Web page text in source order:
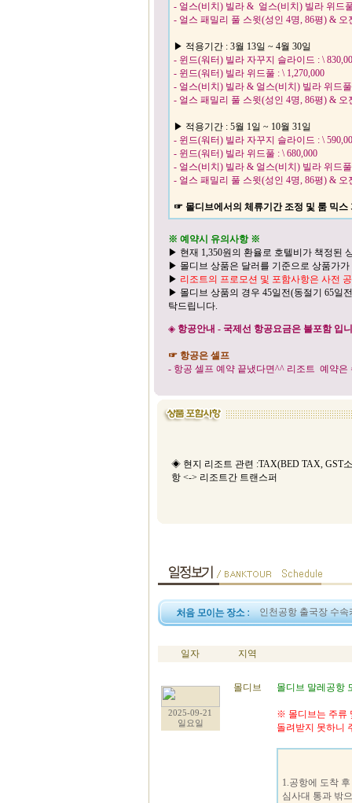
- 얼스(비치) 빌라 & 얼스(비치) 빌라 위드
- 얼스 패밀리 풀 스윗(성인 4명, 86평) &
▶ 적용기간 : 3월 13일 ~ 4월 30일
- 윈드(워터) 빌라 자꾸지 슬라이드 : \
- 윈드(워터) 빌라 위드풀 : \ 1,270,000
- 얼스(비치) 빌라 & 얼스(비치) 빌라 위드
- 얼스 패밀리 풀 스윗(성인 4명, 86평) &
▶ 적용기간 : 5월 1일 ~ 10월 31일
- 윈드(워터) 빌라 자꾸지 슬라이드 : \
- 윈드(워터) 빌라 위드풀 : \ 680,000
- 얼스(비치) 빌라 & 얼스(비치) 빌라 위드
- 얼스 패밀리 풀 스윗(성인 4명, 86평) &
☞ 몰디브에서의 체류기간 조정 및 룸 믹스
※ 예약시 유의사항 ※
▶ 현재 1,350원의 환율로 호텔비가 책정된
▶ 몰디브 상품은 달러를 기준으로 상품가
▶ 리조트의 프로모션 및 포함사항은 사전
▶ 몰디브 상품의 경우 45일전(동절기 65일
탁드립니다.
◈ 항공안내 - 국제선 항공요금은 불포함 입
☞ 항공은 셀프
- 항공 셀프 예약 끝냈다면^^ 리조트 예약
◈ 현지 리조트 관련 :TAX(BED TAX, GST
항 <-> 리조트간 트랜스퍼
인천공항 출국장 수
일자 지역
2025-09-21
일요일
몰디브 몰디브 말레공항
※ 몰디브는 주류
돌려받지 못하니
1.공항에 도착
심사대 통과 밖